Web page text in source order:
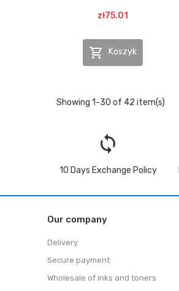
zł75.01
 Koszyk
Showing 1-30 of 42 item(s)
loop
10 Days Exchange Policy
Our company
Delivery
Secure payment
Wholesale of inks and toners